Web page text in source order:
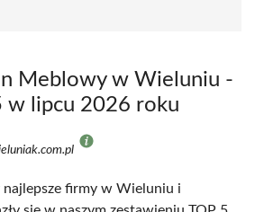
Meblowy w Wieluniu -
w lipcu 2026 roku
najlepsze firmy w Wieluniu i